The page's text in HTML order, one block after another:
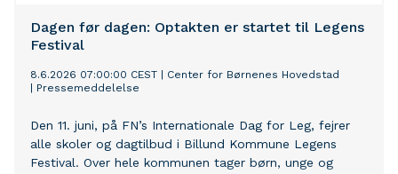
Dagen før dagen: Optakten er startet til Legens
Festival
8.6.2026 07:00:00 CEST
Center for Børnenes Hovedstad
Pressemeddelelse
Den 11. juni, på FN’s Internationale Dag for Leg, fejrer
alle skoler og dagtilbud i Billund Kommune Legens
Festival. Over hele kommunen tager børn, unge og